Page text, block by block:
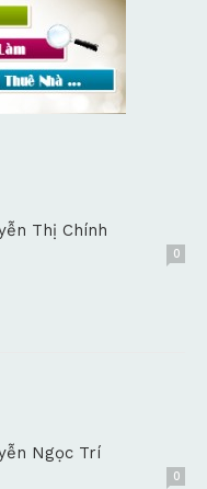
Thị Chính
0
Ngọc Trí
0